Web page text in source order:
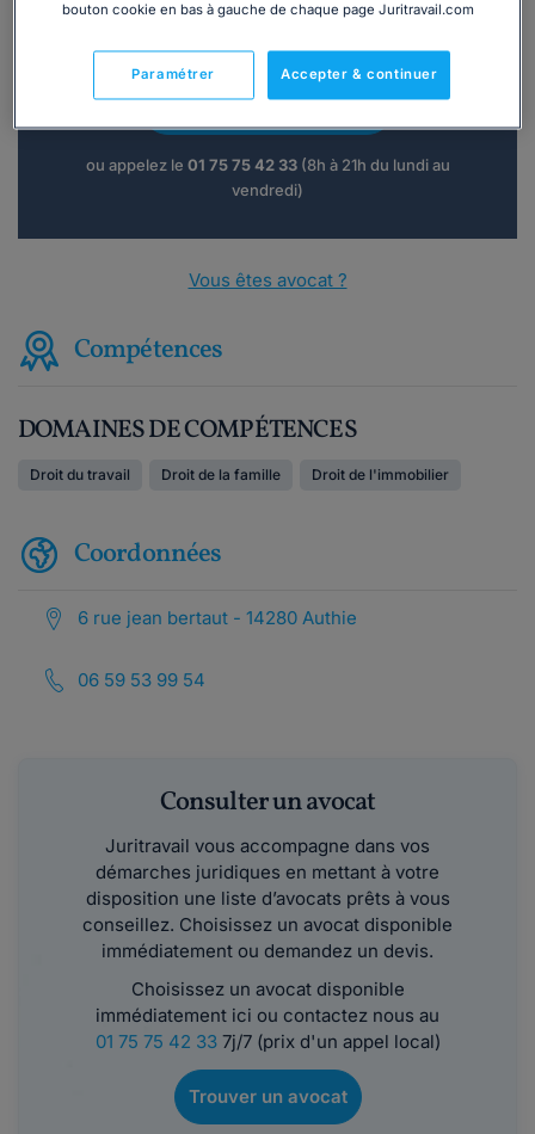
Vous souhaitez une consultation par
téléphone ?
Consulter immédiatement
ou appelez le 01 75 75 42 33(8h à 21h du lundi au
vendredi)
Vous êtes avocat ?
Compétences
DOMAINES DE COMPÉTENCES
Droit du travail Droit de la famille Droit de l'immobilier
Coordonnées
6 rue jean bertaut - 14280 Authie
06 59 53 99 54
Consulter un avocat
Juritravail vous accompagne dans vos
démarches juridiques en mettant à votre
disposition une liste d’avocats prêts à vous
conseillez. Choisissez un avocat disponible
immédiatement ou demandez un devis.
Choisissez un avocat disponible
immédiatement ici ou contactez nous au
01 75 75 42 337j/7 (prix d'un appel local)
Trouver un avocat
bouton cookie en bas à gauche de chaque page Juritravail.com
Accepter & continuer
Paramétrer